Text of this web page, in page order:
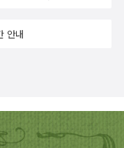
태에 주목한다. “여하
는지, 또 그것이 “당시 사
”지 하는 점이다. 이야
안내